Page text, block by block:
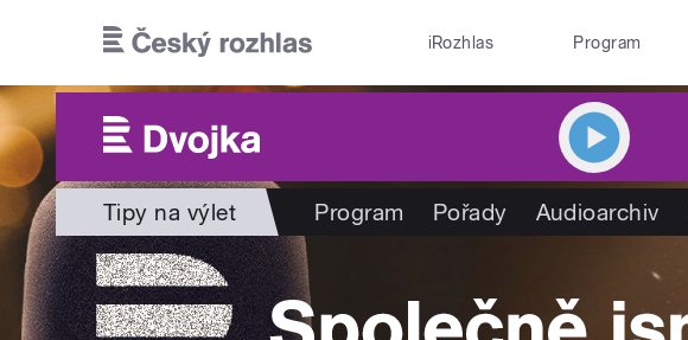
iRozhlas Program
Tipy na výlet Program Pořady Audioarchiv